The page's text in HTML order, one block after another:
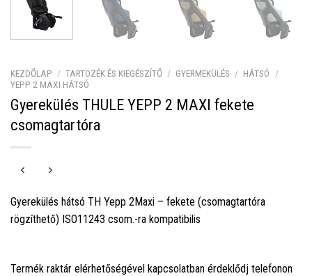
KEZDŐLAP / TARTOZÉK ÉS KIEGÉSZÍTŐ / GYERMEKÜLÉS / HÁTSÓ
/
YEPP 2 MAXI HÁTSÓ
Gyerekülés THULE YEPP 2 MAXI fekete
csomagtartóra
Gyerekülés hátsó TH Yepp 2Maxi – fekete (csomagtartóra
rögzíthető) ISO11243 csom.-ra kompatibilis
Termék raktár elérhetőségével kapcsolatban érdeklődj telefonon